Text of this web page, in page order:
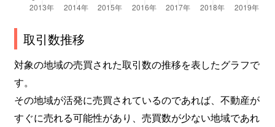
取引数推移
対象の地域の売買された取引数の推移を表したグラフで
す。
その地域が活発に売買されているのであれば、不動産が
すぐに売れる可能性があり、売買数が少ない地域であれ